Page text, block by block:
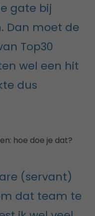
gate bij
Dan moet de
Top30
wel een hit
dus
hoe doe je dat?
(servant)
dat team te